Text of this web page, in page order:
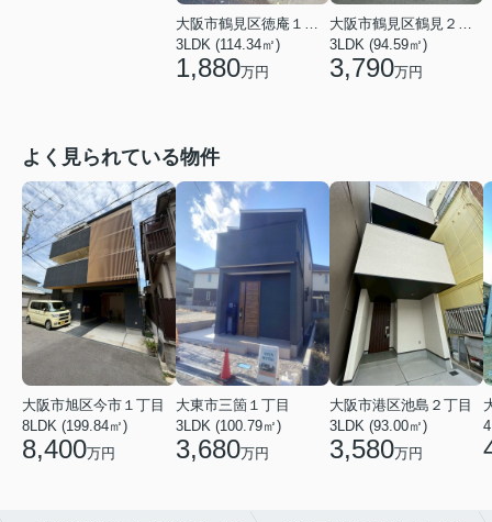
3LDK (114.34㎡)
1,880万円
3LDK (94.59㎡)
3,790万円
よく見られている物件
大阪市旭区今市１丁目
8LDK (199.84㎡)
8,400万円
大東市三箇１丁目
3LDK (100.79㎡)
3,680万円
大阪市港区池島２丁目
3LDK (93.00㎡)
3,580万円